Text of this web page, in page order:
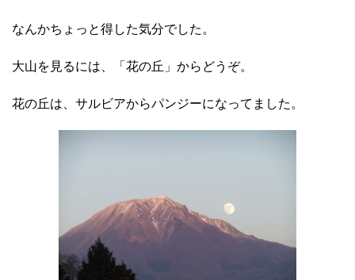
なんかちょっと得した気分でした。
大山を見るには、「花の丘」からどうぞ。
花の丘は、サルビアからパンジーになってました。